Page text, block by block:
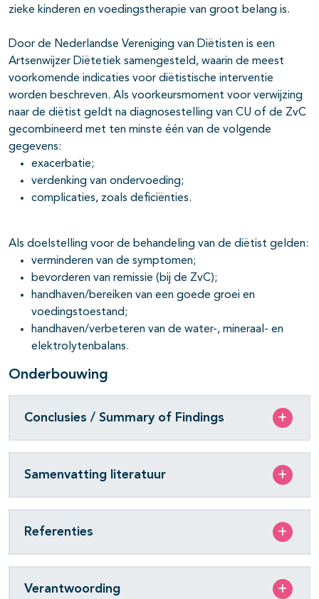
zieke kinderen en voedingstherapie van groot belang is.
Door de Nederlandse Vereniging van Diëtisten is een
Artsenwijzer Diëtetiek samengesteld, waarin de meest
voorkomende indicaties voor diëtistische interventie
worden beschreven. Als voorkeursmoment voor verwijzing
naar de diëtist geldt na diagnosestelling van CU of de ZvC
gecombineerd met ten minste één van de volgende
gegevens:
exacerbatie;
verdenking van ondervoeding;
complicaties, zoals deficiënties.
Als doelstelling voor de behandeling van de diëtist gelden:
verminderen van de symptomen;
bevorderen van remissie (bij de ZvC);
handhaven/bereiken van een goede groei en
voedingstoestand;
handhaven/verbeteren van de water-, mineraal- en
elektrolytenbalans.
Onderbouwing
Conclusies / Summary of Findings
Samenvatting literatuur
Referenties
Verantwoording